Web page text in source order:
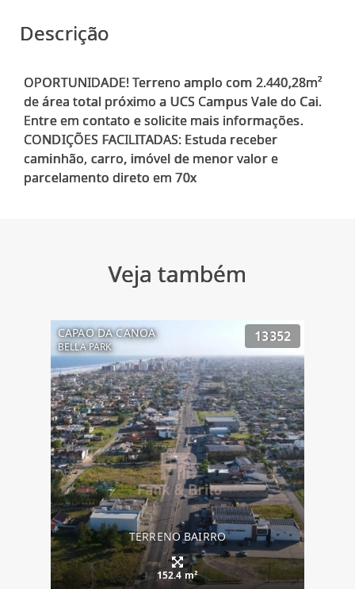
Descrição
OPORTUNIDADE! Terreno amplo com 2.440,28m²
de área total próximo a UCS Campus Vale do Cai.
Entre em contato e solicite mais informações.
CONDIÇÕES FACILITADAS: Estuda receber
caminhão, carro, imóvel de menor valor e
parcelamento direto em 70x
Veja também
CAPAO DA CANOA
BELLA PARK
13352
TERRENO BAIRRO
152.4 m²